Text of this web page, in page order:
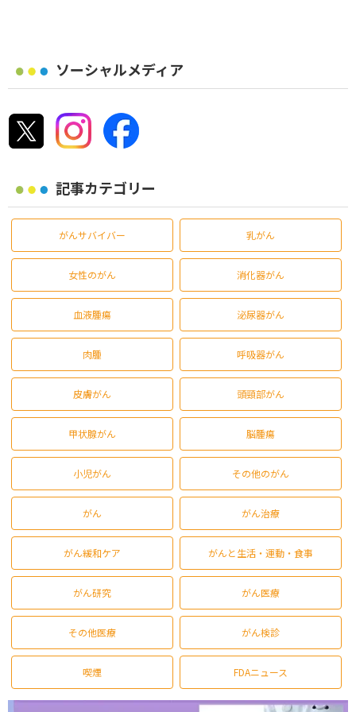
ソーシャルメディア
記事カテゴリー
がんサバイバー 乳がん
女性のがん 消化器がん
血液腫瘍 泌尿器がん
肉腫 呼吸器がん
皮膚がん 頭頸部がん
甲状腺がん 脳腫瘍
小児がん その他のがん
がん がん治療
がん緩和ケア がんと生活・運動・食事
がん研究 がん医療
その他医療 がん検診
喫煙 FDAニュース